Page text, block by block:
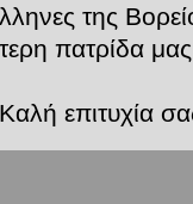
της
πατρίδα
επιτυχία